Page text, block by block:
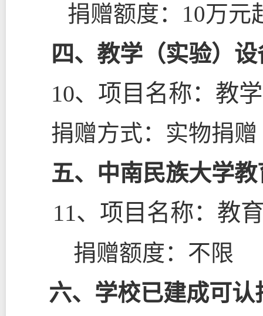
捐赠额度： 10万元
四、教学（实验）
10、项目名称：教
捐赠方式：实物捐赠
五、中南民族大学
11、项目名称：教
捐赠额度：不限
六、学校已建成可认